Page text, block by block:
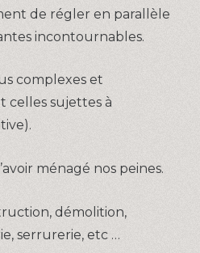
de régler en parallèle
incontournables.
complexes et
celles sujettes à
ménagé nos peines.
démolition,
serrurerie, etc …